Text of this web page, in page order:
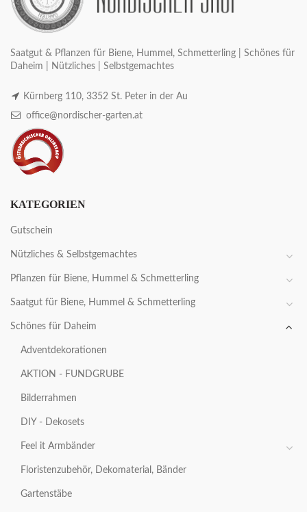
Saatgut & Pflanzen für Biene, Hummel, Schmetterling | Schönes für
Daheim | Nützliches | Selbstgemachtes
Kürnberg 110, 3352 St. Peter in der Au
office@nordischer-garten.at
KATEGORIEN
Gutschein
Nützliches & Selbstgemachtes
Pflanzen für Biene, Hummel & Schmetterling
Saatgut für Biene, Hummel & Schmetterling
Schönes für Daheim
Adventdekorationen
AKTION - FUNDGRUBE
Bilderrahmen
DIY - Dekosets
Feel it Armbänder
Floristenzubehör, Dekomaterial, Bänder
Gartenstäbe